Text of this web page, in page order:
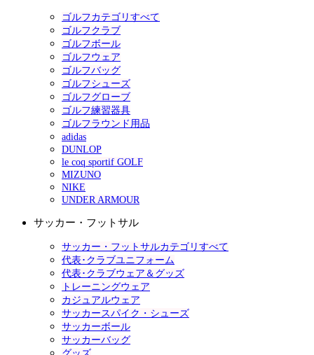
ゴルフカテゴリすべて
ゴルフクラブ
ゴルフボール
ゴルフウェア
ゴルフバッグ
ゴルフシューズ
ゴルフグローブ
ゴルフ練習器具
ゴルフラウンド用品
adidas
DUNLOP
le coq sportif GOLF
MIZUNO
NIKE
UNDER ARMOUR
サッカー・フットサル
サッカー・フットサルカテゴリすべて
代表･クラブユニフォーム
代表･クラブウェア＆グッズ
トレーニングウェア
カジュアルウェア
サッカースパイク・シューズ
サッカーボール
サッカーバッグ